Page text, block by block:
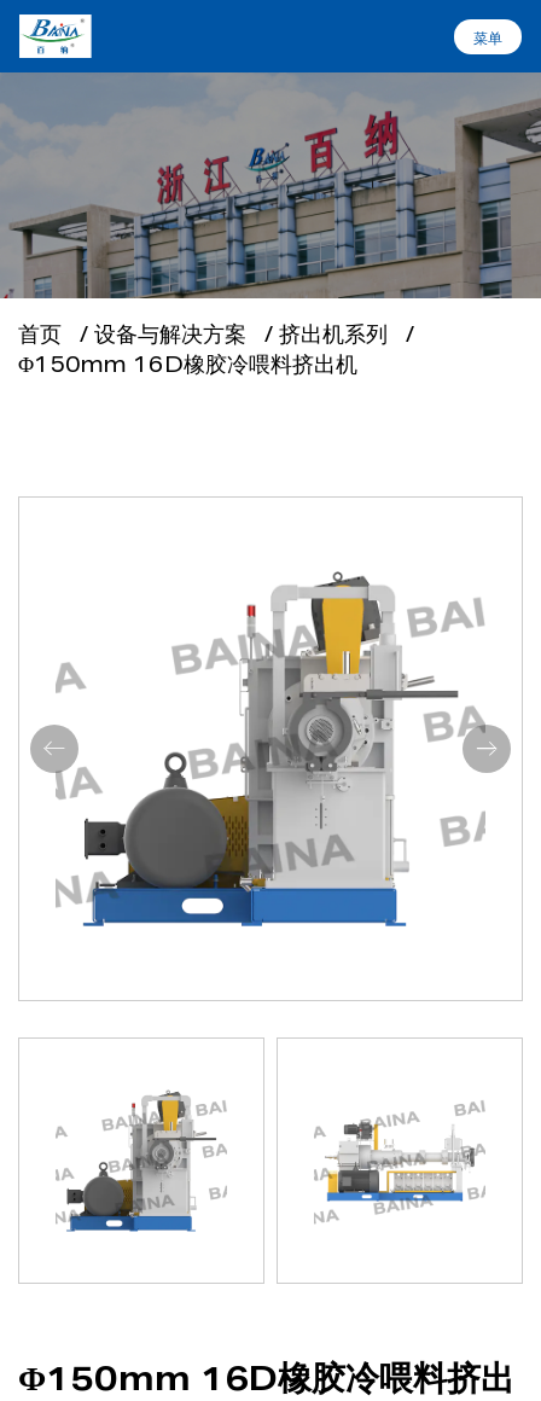
菜单
菜单
设备与解决方案
关于百纳
行业应用
首页 / 设备与解决方案 / 挤出机系列
/
Φ150mm 16D橡胶冷喂料挤出机
Previous Next
Φ150mm 16D橡胶冷喂料挤出